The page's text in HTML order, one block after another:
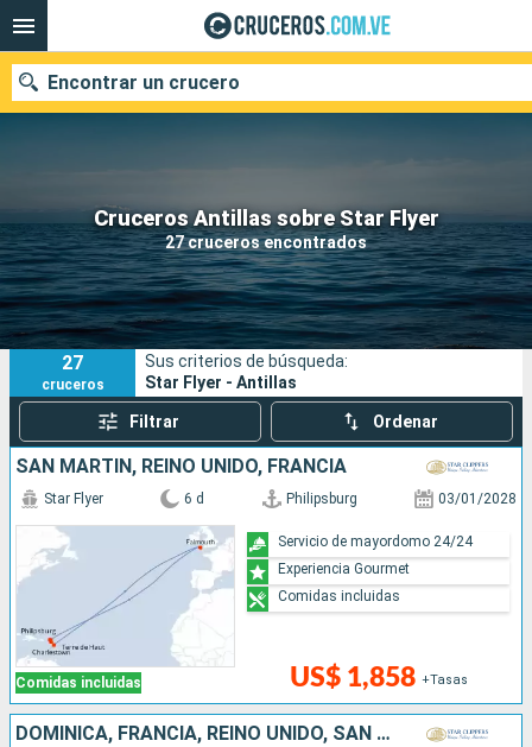
Cruceros Antillas sobre Star Flyer
27 cruceros encontrados
Encontrar un crucero
Nuestros destinos
Fecha de salida
Puertos Compañías
27
cruceros
Sus criterios de búsqueda:
Star Flyer - Antillas
Filtrar Ordenar
SAN MARTÍN, REINO UNIDO, FRANCIA
Comidas incluidas
Star Flyer 6 d Philipsburg 03/01/2028
US$ 1,858 +Tasas
Servicio de mayordomo 24/24
Experiencia Gourmet
Comidas incluidas
DOMINICA, FRANCIA, REINO UNIDO, SAN MARTÍN